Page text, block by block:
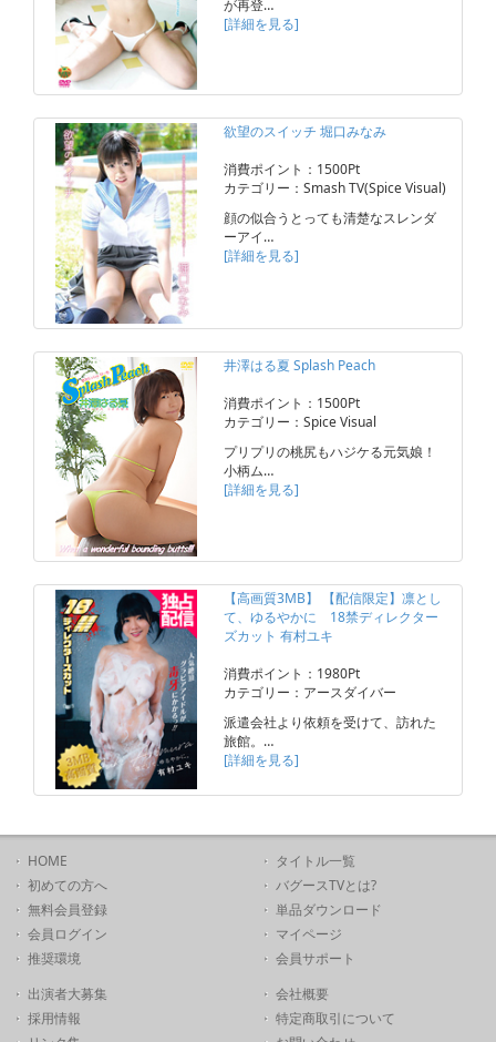
が再登…
[詳細を見る]
欲望のスイッチ 堀口みなみ
消費ポイント：1500Pt
カテゴリー：Smash TV(Spice Visual)
顔の似合うとっても清楚なスレンダ
ーアイ…
[詳細を見る]
井澤はる夏 Splash Peach
消費ポイント：1500Pt
カテゴリー：Spice Visual
プリプリの桃尻もハジケる元気娘！
小柄ム…
[詳細を見る]
【高画質3MB】 【配信限定】凛とし
て、ゆるやかに 18禁ディレクター
ズカット 有村ユキ
消費ポイント：1980Pt
カテゴリー：アースダイバー
派遣会社より依頼を受けて、訪れた
旅館。…
[詳細を見る]
HOME
初めての方へ
無料会員登録
会員ログイン
推奨環境
タイトル一覧
バグースTVとは?
単品ダウンロード
マイページ
会員サポート
出演者大募集
採用情報
会社概要
特定商取引について